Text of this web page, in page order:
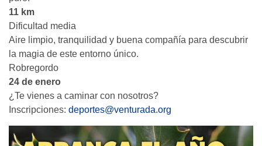
11 km
Dificultad media
Aire limpio, tranquilidad y buena compañía para descubrir
la magia de este entorno único.
Robregordo
24 de enero
¿Te vienes a caminar con nosotros?
Inscripciones: deportes@venturada.org